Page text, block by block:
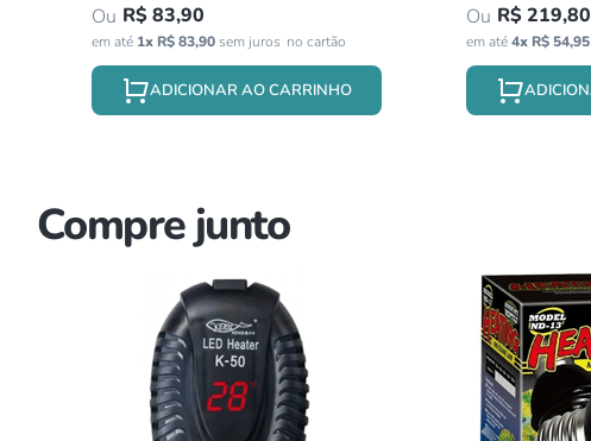
R$83,90
em até 1x R$ 83,90sem juros
ADICIONAR AO CARRINHO
R$219,80
em até4x R$54,95
Compre junto